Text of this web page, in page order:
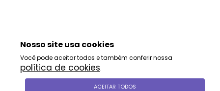
Nosso site usa cookies
Você pode aceitar todos e também conferir nossa
política de cookies.
ACEITAR TODOS